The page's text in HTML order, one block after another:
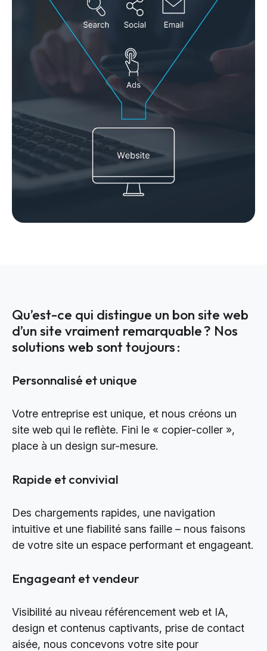
Qu’est-ce qui distingue un bon site web
d’un site vraiment remarquable ? Nos
solutions web sont toujours :
Personnalisé et unique
Votre entreprise est unique, et nous créons un
site web qui le reflète. Fini le « copier-coller »,
place à un design sur-mesure.
Rapide et convivial
Des chargements rapides, une navigation
intuitive et une fiabilité sans faille – nous faisons
de votre site un espace performant et engageant.
Engageant et vendeur
Visibilité au niveau référencement web et IA,
design et contenus captivants, prise de contact
aisée, nous concevons votre site pour